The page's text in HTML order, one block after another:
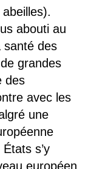
abouti au
santé des
grandes
des
avec les
une
s’y
européen